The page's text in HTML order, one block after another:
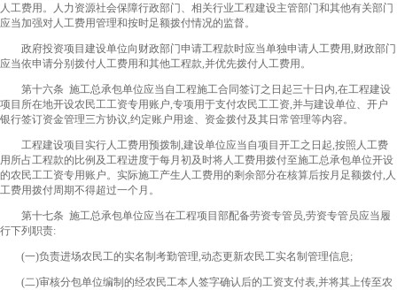
人工费用。人力资源社会保障行政部门、相关行业工程建设主管部门和其他有关部门
应当加强对人工费用管理和按时足额拨付情况的监督。
政府投资项目建设单位向财政部门申请工程款时应当单独申请人工费用,财政部门
应当依申请分别拨付人工费用和其他工程款,并优先拨付人工费用。
第十六条 施工总承包单位应当自工程施工合同签订之日起三十日内,在工程建设
项目所在地开设农民工工资专用账户,专项用于支付农民工工资,并与建设单位、开户
银行签订资金管理三方协议,约定账户用途、资金拨付及其日常管理等内容。
工程建设项目实行人工费用预拨制,建设单位应当自项目开工之日起,按照人工费
用所占工程款的比例及工程进度于每月初及时将人工费用拨付至施工总承包单位开设
的农民工工资专用账户。实际施工产生人工费用的剩余部分在核算后按月足额拨付,人
工费用拨付周期不得超过一个月。
第十七条 施工总承包单位应当在工程项目部配备劳资专管员,劳资专管员应当履
行下列职责:
(一)负责进场农民工的实名制考勤管理,动态更新农民工实名制管理信息;
(二)审核分包单位编制的经农民工本人签字确认后的工资支付表,并将其上传至农